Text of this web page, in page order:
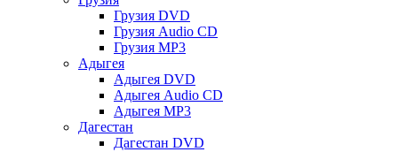
Грузия DVD
Грузия Audio CD
Грузия MP3
Адыгея
Адыгея DVD
Адыгея Audio CD
Адыгея MP3
Дагестан
Дагестан DVD